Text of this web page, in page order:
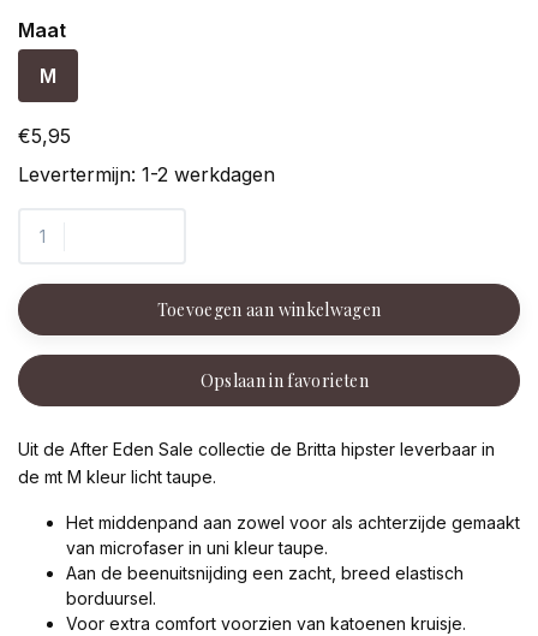
Maat
M
€5,95
Levertermijn: 1-2 werkdagen
Toevoegen aan winkelwagen
Opslaan in favorieten
Uit de After Eden Sale collectie de Britta hipster leverbaar in
de mt M kleur licht taupe.
Het middenpand aan zowel voor als achterzijde gemaakt
van microfaser in uni kleur taupe.
Aan de beenuitsnijding een zacht, breed elastisch
borduursel.
Voor extra comfort voorzien van katoenen kruisje.